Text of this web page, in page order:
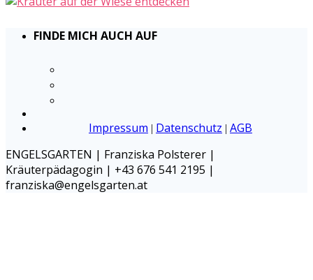
FINDE MICH AUCH AUF
Impressum | Datenschutz | AGB
ENGELSGARTEN | Franziska Polsterer |
Kräuterpädagogin | +43 676 541 2195 |
franziska@engelsgarten.at